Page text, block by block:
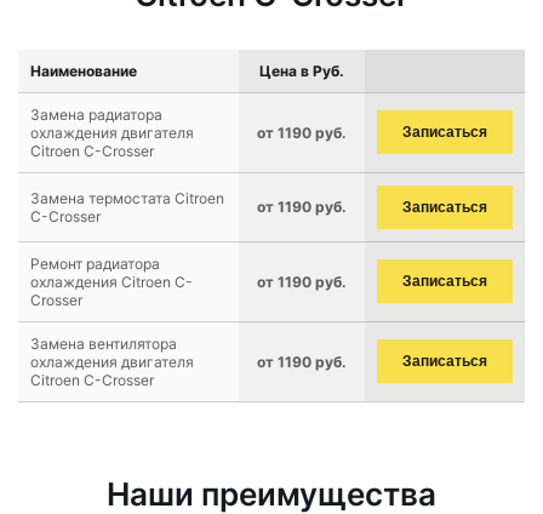
Наименование Цена в Руб.
Замена радиатора
охлаждения двигателя
Citroen C-Crosser
от 1190 руб. Записаться
Замена термостата Citroen
C-Crosser
от 1190 руб. Записаться
Ремонт радиатора
охлаждения Citroen C-
Crosser
от 1190 руб. Записаться
Замена вентилятора
охлаждения двигателя
Citroen C-Crosser
от 1190 руб. Записаться
Наши преимущества